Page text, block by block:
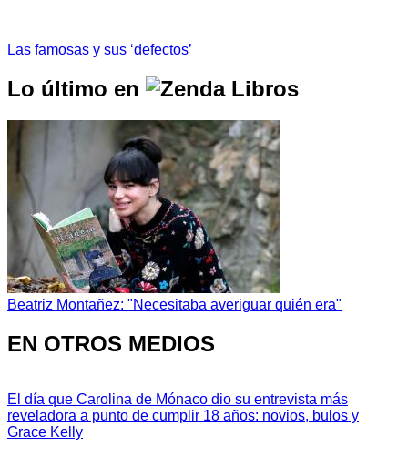
Las famosas y sus ‘defectos’
Lo último en
Beatriz Montañez: "Necesitaba averiguar quién era"
EN OTROS MEDIOS
El día que Carolina de Mónaco dio su entrevista más
reveladora a punto de cumplir 18 años: novios, bulos y
Grace Kelly